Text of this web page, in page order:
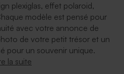
plexiglas, effet polaroid,
modèle est pensé pour
avec votre annonce de
de votre petit trésor et un
pour un souvenir unique.
la suite